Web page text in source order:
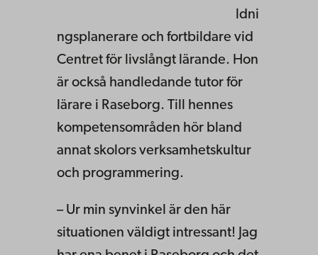
ldni
ngsplanerare och fortbildare vid
Centret för livslångt lärande. Hon
är också handledande tutor för
lärare i Raseborg. Till hennes
kompetensområden hör bland
annat skolors verksamhetskultur
och programmering.
– Ur min synvinkel är den här
situationen väldigt intressant! Jag